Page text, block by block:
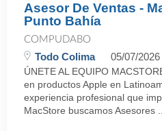
Asesor De Ventas -
Punto Bahía
COMPUDABO
Todo Colima 05/07/2026
ÚNETE AL EQUIPO
en productos Apple en
experiencia profesional que
MacStore buscamos Asesores ...